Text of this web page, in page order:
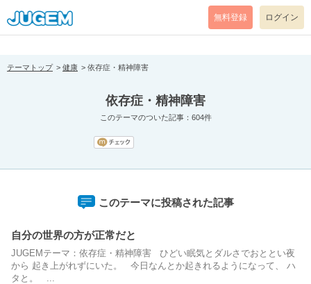
[pear_error: message="Success" code=0 mode=return level=notice
prefix="" info=""]
無料登録 ログイン
テーマトップ 健康 依存症・精神障害
依存症・精神障害
このテーマのついた記事：604件
このテーマに投稿された記事
自分の世界の方が正常だと
JUGEMテーマ：依存症・精神障害 ひどい眠気とダルさでおととい夜
から 起き上がれずにいた。 今日なんとか起きれるようになって、 ハ
タと。 ...